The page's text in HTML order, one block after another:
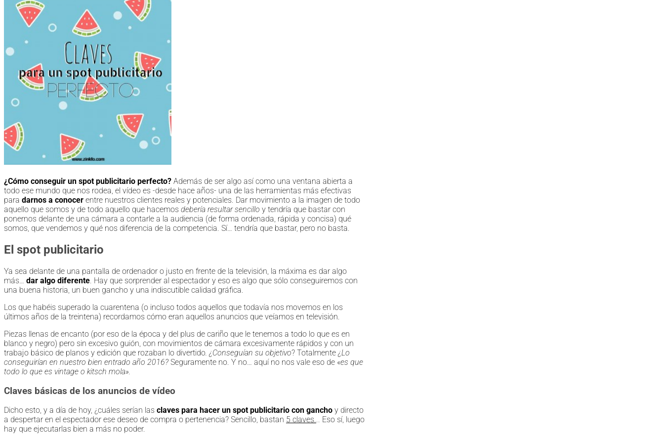
¿Cómo conseguir un spot publicitario perfecto? Además de ser algo así como una ventana abierta a
todo ese mundo que nos rodea, el vídeo es -desde hace años- una de las herramientas más efectivas
para darnos a conocer entre nuestros clientes reales y potenciales. Dar movimiento a la imagen de todo
aquello que somos y de todo aquello que hacemos debería resultar sencillo y tendría que bastar con
ponernos delante de una cámara a contarle a la audiencia (de forma ordenada, rápida y concisa) qué
somos, que vendemos y qué nos diferencia de la competencia. Sí… tendría que bastar, pero no basta.
El spot publicitario
Ya sea delante de una pantalla de ordenador o justo en frente de la televisión, la máxima es dar algo
más… dar algo diferente. Hay que sorprender al espectador y eso es algo que sólo conseguiremos con
una buena historia, un buen gancho y una indiscutible calidad gráfica.
Los que habéis superado la cuarentena (o incluso todos aquellos que todavía nos movemos en los
últimos años de la treintena) recordamos cómo eran aquellos anuncios que veíamos en televisión.
Piezas llenas de encanto (por eso de la época y del plus de cariño que le tenemos a todo lo que es en
blanco y negro) pero sin excesivo guión, con movimientos de cámara excesivamente rápidos y con un
trabajo básico de planos y edición que rozaban lo divertido. ¿Conseguían su objetivo? Totalmente ¿Lo
conseguirían en nuestro bien entrado año 2016? Seguramente no. Y no… aquí no nos vale eso de «es que
todo lo que es vintage o kitsch mola».
Claves básicas de los anuncios de vídeo
Dicho esto, y a día de hoy, ¿cuáles serían las claves para hacer un spot publicitario con gancho y directo
a despertar en el espectador ese deseo de compra o pertenencia? Sencillo, bastan 5 claves... Eso sí, luego
hay que ejecutarlas bien a más no poder.